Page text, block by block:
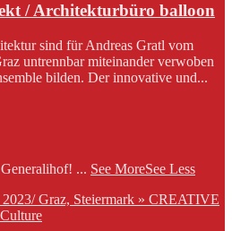
/ Architekturbüro balloon
sind für Andreas Gratl vom
untrennbar miteinander verwoben
bilden. Der innovative und...
... See MoreSee Less
Graz, Steiermark » CREATIVE